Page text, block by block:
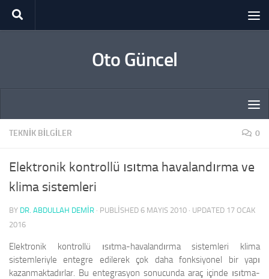
Skip to content
Oto Güncel
TEKNIK BILGILER 0
Elektronik kontrollü ısıtma havalandırma ve
klima sistemleri
BY DR. ABDULLAH DEMİR · PUBLISHED 6 MAYIS 2010 · UPDATED 17 OCAK
2016
Elektronik kontrollü ısıtma-havalandırma sistemleri klima
sistemleriyle entegre edilerek çok daha fonksiyonel bir yapı
kazanmaktadırlar. Bu entegrasyon sonucunda araç içinde ısıtma-